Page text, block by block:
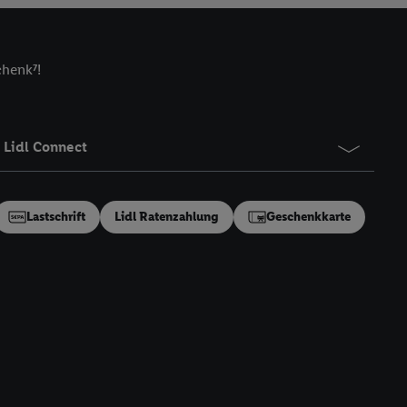
Lidl Connect
Lastschrift Lidl Ratenzahlung Geschenkkarte
Online-Kennung
auszuspielen.
E-Mail-
verfügbar ist.
zu erfassen.
von Dritten betrieben
speziell zur
generell zu
(nur für
einen Klick auf
sämtlicher